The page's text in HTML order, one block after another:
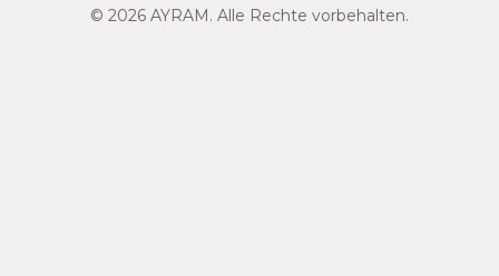
© 2026 AYRAM. Alle Rechte vorbehalten.